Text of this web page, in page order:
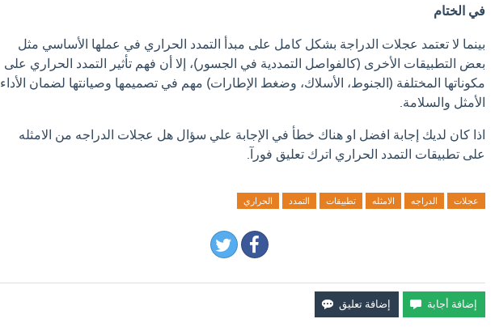
في الختام
بينما لا تعتمد عجلات الدراجة بشكل كامل على مبدأ التمدد الحراري في عملها الأساسي مثل
بعض التطبيقات الأخرى (كالفواصل التمددية في الجسور)، إلا أن فهم تأثير التمدد الحراري على
مكوناتها المختلفة (الجنوط، الأسلاك، وضغط الإطارات) مهم في تصميمها وصيانتها لضمان الأداء
الأمثل والسلامة.
اذا كان لديك إجابة افضل او هناك خطأ في الإجابة علي سؤال هل عجلات الدراجه من الامثله
على تطبيقات التمدد الحراري اترك تعليق فورآ.
عجلات الدراجه الامثله تطبيقات التمدد الحراري